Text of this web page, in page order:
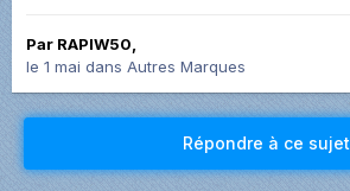
Par RAPIW50,
le 1 mai dans Autres Marques
Répondre à ce sujet